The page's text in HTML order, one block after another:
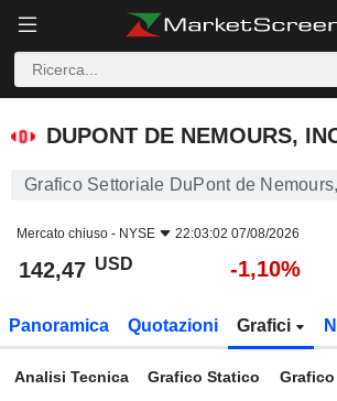
DUPONT DE NEMOURS, INC.
DUPONT DE NEMOURS,
Grafico Settoriale DuPont de
Mercato chiuso - NYSE 22:03:02 07/08/2026
142,47 USD -1,10%
Panoramica Quotazioni Grafici
Analisi Tecnica Grafico Statico